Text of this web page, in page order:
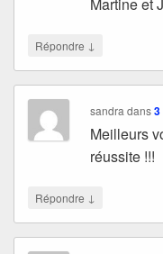
Martine et
Répondre ↓
sandradans
Meilleurs
réussite !!!
Répondre ↓